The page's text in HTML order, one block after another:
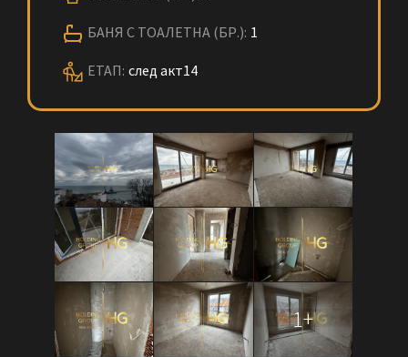
БАНЯ С ТОАЛЕТНА (БР.): 1
ЕТАП: след акт14
1+